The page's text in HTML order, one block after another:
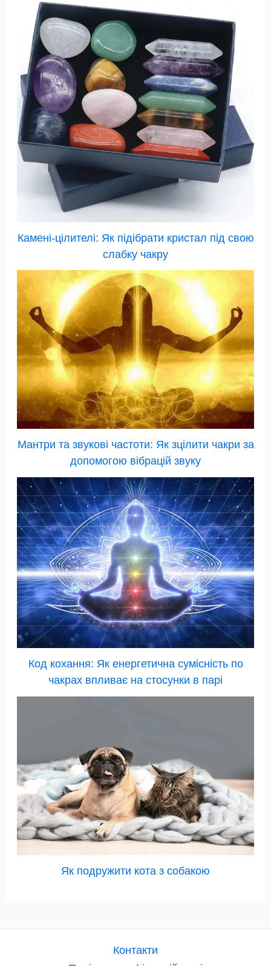
Камені-цілителі: Як підібрати кристал під свою
слабку чакру
Мантри та звукові частоти: Як зцілити чакри за
допомогою вібрацій звуку
Код кохання: Як енергетична сумісність по
чакрах впливає на стосунки в парі
Як подружити кота з собакою
Контакти